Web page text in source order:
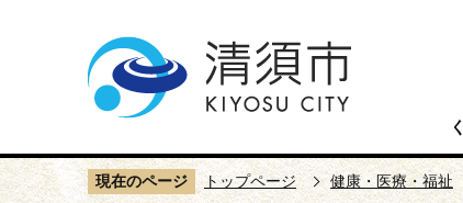
の
先
現在のページ トップページ 健康・医療・福祉